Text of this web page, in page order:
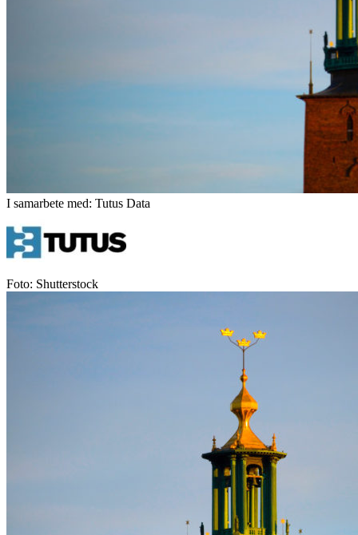
I samarbete med: Tutus Data
Foto: Shutterstock